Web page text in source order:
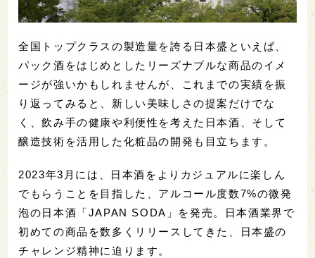
全国トップクラスの製造量を誇る日本盛といえば、
パック酒をはじめとしたリーズナブルな商品のイメ
ージが強いかもしれませんが、これまでの実績を振
り返ってみると、新しい美味しさの提案だけでな
く、飲み手の健康や利便性を考えた日本酒、そして
醸造技術を活用した化粧品の開発も目立ちます。
2023年3月には、日本酒をよりカジュアルに楽しん
でもらうことを目指した、アルコール度数7%の微発
泡の日本酒「JAPAN SODA」を発売。日本酒業界で
初めての商品を数多くリリースしてきた、日本盛の
チャレンジ精神に迫ります。